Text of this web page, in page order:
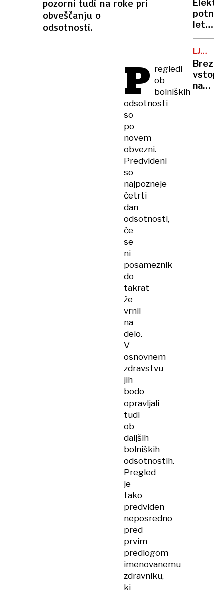
pozorni tudi na roke pri
obveščanju o
odsotnosti.
P regledi
ob
bolniških
odsotnosti
so
po
novem
obvezni.
Predvideni
so
najpozneje
četrti
dan
odsotnosti,
če
se
ni
posameznik
do
takrat
že
vrnil
na
delo.
V
osnovnem
zdravstvu
jih
bodo
opravljali
tudi
ob
daljših
bolniških
odsotnostih.
Pregled
je
tako
predviden
neposredno
pred
prvim
predlogom
imenovanemu
zdravniku,
ki
razkrili
doslej
letala
niso
več
le
po
na